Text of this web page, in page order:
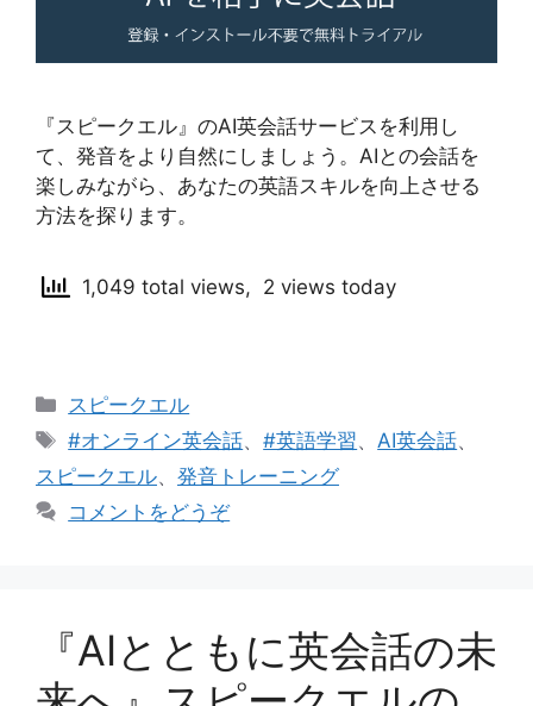
『スピークエル』のAI英会話サービスを利用し
て、発音をより自然にしましょう。AIとの会話を
楽しみながら、あなたの英語スキルを向上させる
方法を探ります。
1,049 total views, 2 views today
カ
テ
リ
ー
スピークエル
タ
グ
#オンライン英会話、#英語学習、AI英会話、
スピークエル、 発音トレーニング
コメントをどうぞ
『AIとともに英会話の未